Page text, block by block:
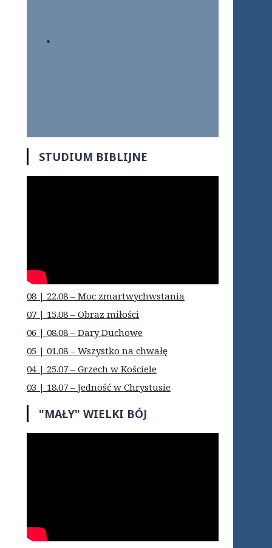
STUDIUM BIBLIJNE
08 | 22.08 – Moc zmartwychwstania
07 | 15.08 – Obraz miłości
06 | 08.08 – Dary Duchowe
05 | 01.08 – Wszystko na chwałę
04 | 25.07 – Grzech w Kościele
03 | 18.07 – Jedność w Chrystusie
"MAŁY" WIELKI BÓJ